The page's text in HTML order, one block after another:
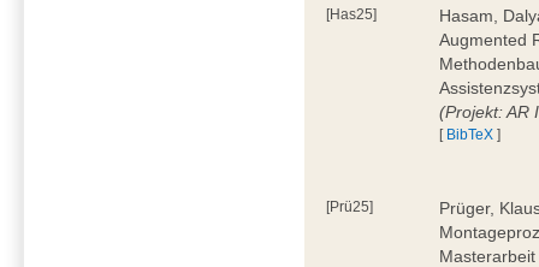
[Has25]
Hasam,
Augmented
(Projekt: AR
[ BibTeX ]
[Prü25]
Prüger,